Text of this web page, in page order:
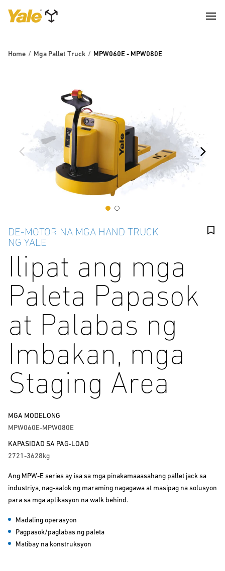
Home Mga Pallet Truck MPW060E - MPW080E
DE-MOTOR NA MGA HAND TRUCK
NG YALE
Ilipat ang mga
Paleta Papasok
at Palabas ng
Imbakan, mga
Staging Area
MGA MODELONG
MPW060E-MPW080E
KAPASIDAD SA PAG-LOAD
2721-3628kg
Ang MPW-E series ay isa sa mga pinakamaaasahang pallet jack sa
industriya, nag-aalok ng maraming nagagawa at masipag na solusyon
para sa mga aplikasyon na walk behind.
Madaling operasyon
Pagpasok/paglabas ng paleta
Matibay na konstruksyon